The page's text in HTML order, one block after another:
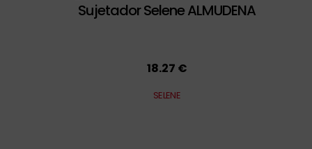
Sujetador Selene ALMUDENA
18.27 €
SELENE